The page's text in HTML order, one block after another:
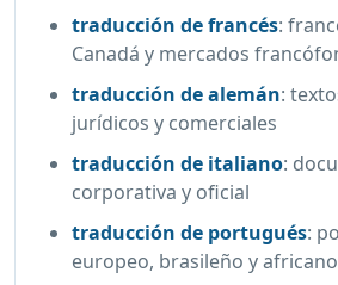
traducción de francés:
Canadá y mercados
traducción de alemán:
jurídicos y comerciales
traducción de italiano:
corporativa y oficial
traducción de portugués:
europeo, brasileño y africano